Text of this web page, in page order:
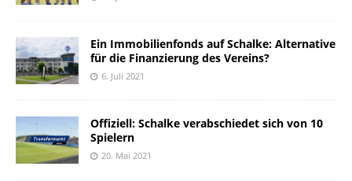
Ein Immobilienfonds auf Schalke: Alternative
für die Finanzierung des Vereins?
6. Juli 2021
Offiziell: Schalke verabschiedet sich von 10
Spielern
20. Mai 2021